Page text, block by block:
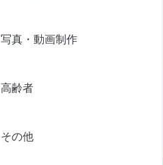
写真・動画制作
高齢者
その他